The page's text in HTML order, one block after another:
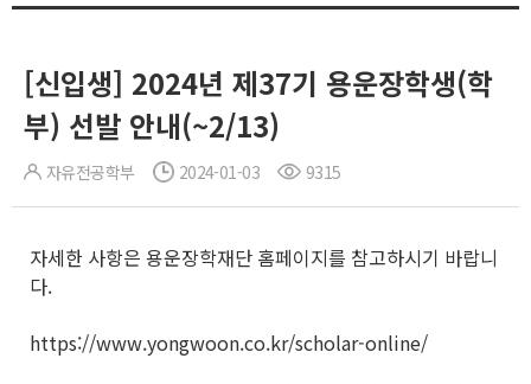
[신입생] 2024년 제37기 용운장학생(학
부) 선발 안내(~2/13)
자유전공학부 2024-01-03 9315
자세한 사항은 용운장학재단 홈페이지를 참고하시기 바랍니
다.
https://www.yongwoon.co.kr/scholar-online/